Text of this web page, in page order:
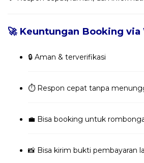
🚀 Keuntungan Booking via
🔒 Aman & terverifikasi
⏱️ Respon cepat tanpa
💼 Bisa booking untuk
📸 Bisa kirim bukti pembayaran